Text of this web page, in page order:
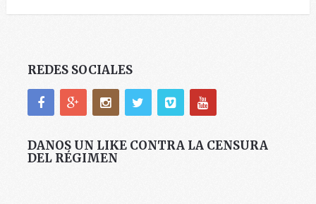
REDES SOCIALES
DANOS UN LIKE CONTRA LA CENSURA
DEL RÉGIMEN